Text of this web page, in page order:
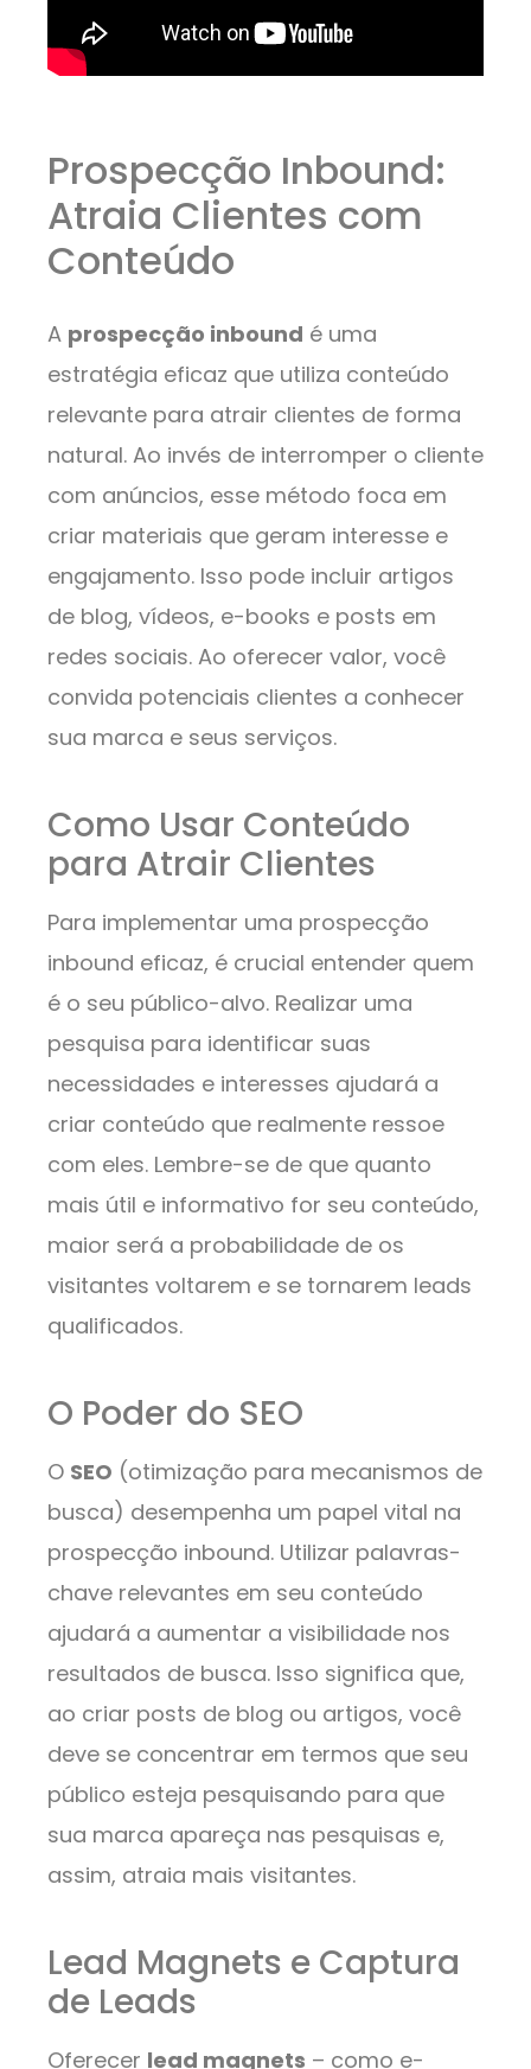
Prospecção Inbound:
Atraia Clientes com
Conteúdo
A prospecção inbound é uma
estratégia eficaz que utiliza conteúdo
relevante para atrair clientes de forma
natural. Ao invés de interromper o cliente
com anúncios, esse método foca em
criar materiais que geram interesse e
engajamento. Isso pode incluir artigos
de blog, vídeos, e-books e posts em
redes sociais. Ao oferecer valor, você
convida potenciais clientes a conhecer
sua marca e seus serviços.
Como Usar Conteúdo
para Atrair Clientes
Para implementar uma prospecção
inbound eficaz, é crucial entender quem
é o seu público-alvo. Realizar uma
pesquisa para identificar suas
necessidades e interesses ajudará a
criar conteúdo que realmente ressoe
com eles. Lembre-se de que quanto
mais útil e informativo for seu conteúdo,
maior será a probabilidade de os
visitantes voltarem e se tornarem leads
qualificados.
O Poder do SEO
O SEO (otimização para mecanismos de
busca) desempenha um papel vital na
prospecção inbound. Utilizar palavras-
chave relevantes em seu conteúdo
ajudará a aumentar a visibilidade nos
resultados de busca. Isso significa que,
ao criar posts de blog ou artigos, você
deve se concentrar em termos que seu
público esteja pesquisando para que
sua marca apareça nas pesquisas e,
assim, atraia mais visitantes.
Lead Magnets e Captura
de Leads
Oferecer lead magnets – como e-